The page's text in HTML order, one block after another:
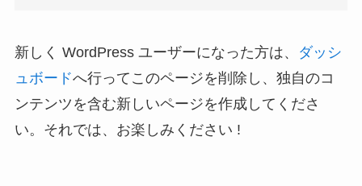
新しく WordPress ユーザーになった方は、
ダッシ
ュボードへ行ってこのページを削除し、独自のコ
ンテンツを含む新しいページを作成してくださ
い。それでは、お楽しみください !